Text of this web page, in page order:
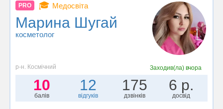
PRO 🎓 Медосвіта
Марина Шугай
косметолог
р-н. Космічний Заходив(ла) вчора
10
балів
12
відгуків
175
дзвінків
6 р.
досвід